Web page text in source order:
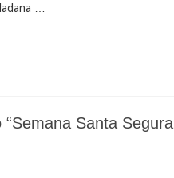
…
Santa Segura